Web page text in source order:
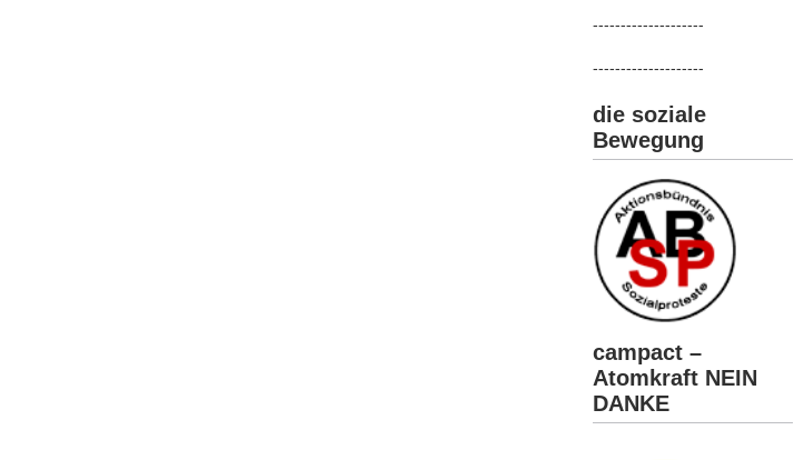
--------------------
--------------------
die soziale
Bewegung
campact –
Atomkraft NEIN
DANKE